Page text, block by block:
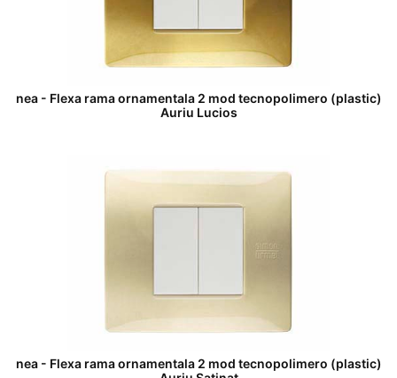
nea - Flexa rama ornamentala 2 mod tecnopolimero (plastic)
Auriu Lucios
nea - Flexa rama ornamentala 2 mod tecnopolimero (plastic)